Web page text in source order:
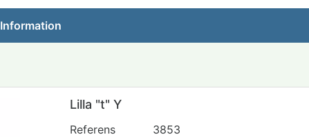
Information
Lilla "t" Y
Referens 3853